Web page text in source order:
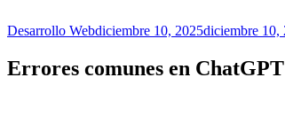
Desarrollo Webdiciembre 10, 2025diciembre 10,
Errores comunes en